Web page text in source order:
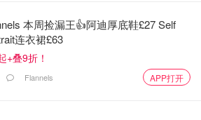
解码功能，能在更小的尺寸中承
高清流畅，无惧延迟。每一帧画面都
影，玩游戏还是远程通信，都能带来
理日常办公任务、观看高清视频，甚
要经常用电脑同时做多件事情（比如
本周捡漏王👍阿迪厚底鞋£27 Self
连衣裙£63
+叠9折！
Flannels APP打开